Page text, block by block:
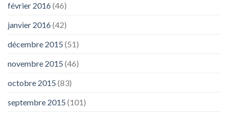
février 2016(46)
janvier 2016(42)
décembre 2015 (51)
novembre 2015 (46)
octobre 2015 (83)
septembre 2015 (101)